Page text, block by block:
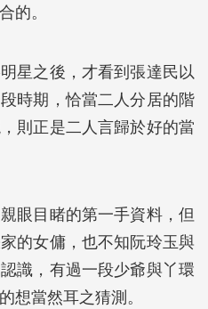
的。
星之後，才看到張達民以
時期，恰當二人分居的階
則正是二人言歸於好的當
眼目睹的第一手資料，但
的女傭，也不知阮玲玉與
識，有過一段少爺與丫環
想當然耳之猜測。